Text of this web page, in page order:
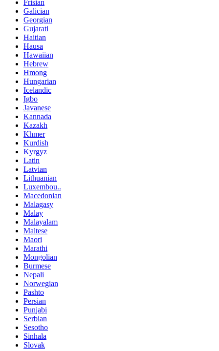
Frisian
Galician
Georgian
Gujarati
Haitian
Hausa
Hawaiian
Hebrew
Hmong
Hungarian
Icelandic
Igbo
Javanese
Kannada
Kazakh
Khmer
Kurdish
Kyrgyz
Latin
Latvian
Lithuanian
Luxembou..
Macedonian
Malagasy
Malay
Malayalam
Maltese
Maori
Marathi
Mongolian
Burmese
Nepali
Norwegian
Pashto
Persian
Punjabi
Serbian
Sesotho
Sinhala
Slovak